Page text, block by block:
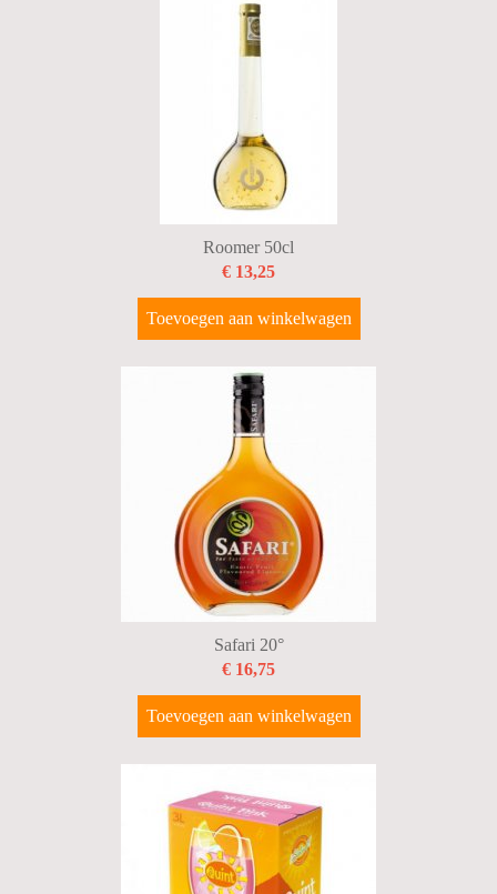
Roomer 50cl
€ 13,25
Toevoegen aan winkelwagen
Safari 20°
€ 16,75
Toevoegen aan winkelwagen